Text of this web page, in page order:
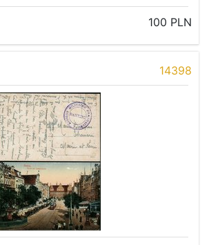
100 PLN
14398